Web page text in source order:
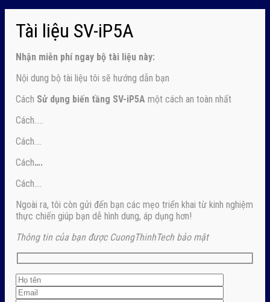
Tài liệu SV-iP5A
Nhận miễn phí ngay bộ tài liệu này:
Nội dung bộ tài liệu tôi sẽ hướng dẫn bạn
Cách Sử dụng biến tầng SV-iP5A một cách an toàn nhất
Cách…..
Cách….
Cách….
Cách….
Ngoài ra, tôi còn gửi đến bạn các mẹo triển khai từ kinh nghiệm
thực chiến giúp bạn dễ hình dung, áp dụng hơn!
Thông tin của bạn được CuongThinhTech bảo mật